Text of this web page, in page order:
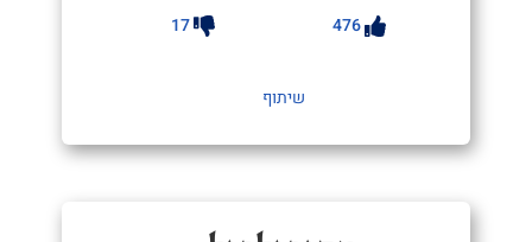
476
17
שיתוף